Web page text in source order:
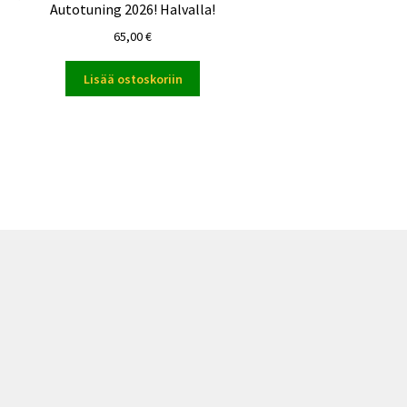
Autotuning 2026! Halvalla!
65,00€
Lisää ostoskoriin